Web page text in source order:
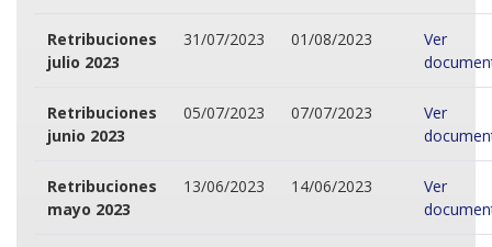
Retribuciones
julio 2023
31/07/2023 01/08/2023
Ver
Retribuciones
junio 2023
05/07/2023 07/07/2023
Ver
Retribuciones
mayo 2023
13/06/2023 14/06/2023
Ver